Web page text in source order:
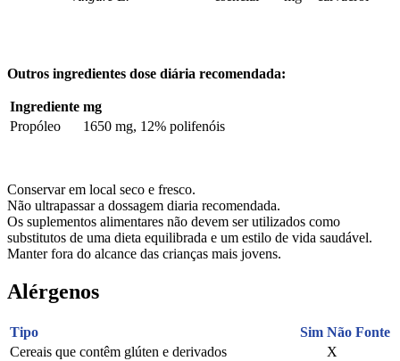
Outros ingredientes dose diária recomendada:
Ingrediente mg
Propóleo
1650 mg, 12% polifenóis
Conservar em local seco e fresco.
Não ultrapassar a dossagem diaria recomendada.
Os suplementos alimentares não devem ser utilizados como
substitutos de uma dieta equilibrada e um estilo de vida saudável.
Manter fora do alcance das crianças mais jovens.
Alérgenos
Tipo Sim Não Fonte
Cereais que contêm glúten e derivados
X